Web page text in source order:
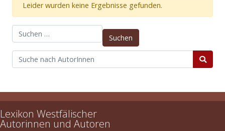
Leider wurden keine Ergebnisse gefunden.
Suchen nach:
Lexikon Westfälischer
Autorinnen und Autoren